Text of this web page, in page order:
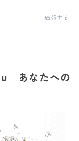
通報する
あなたへの